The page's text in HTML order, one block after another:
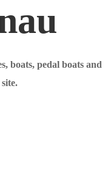
boats, pedal boats and